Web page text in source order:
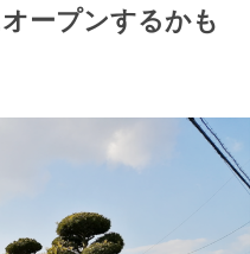
ープンするかも